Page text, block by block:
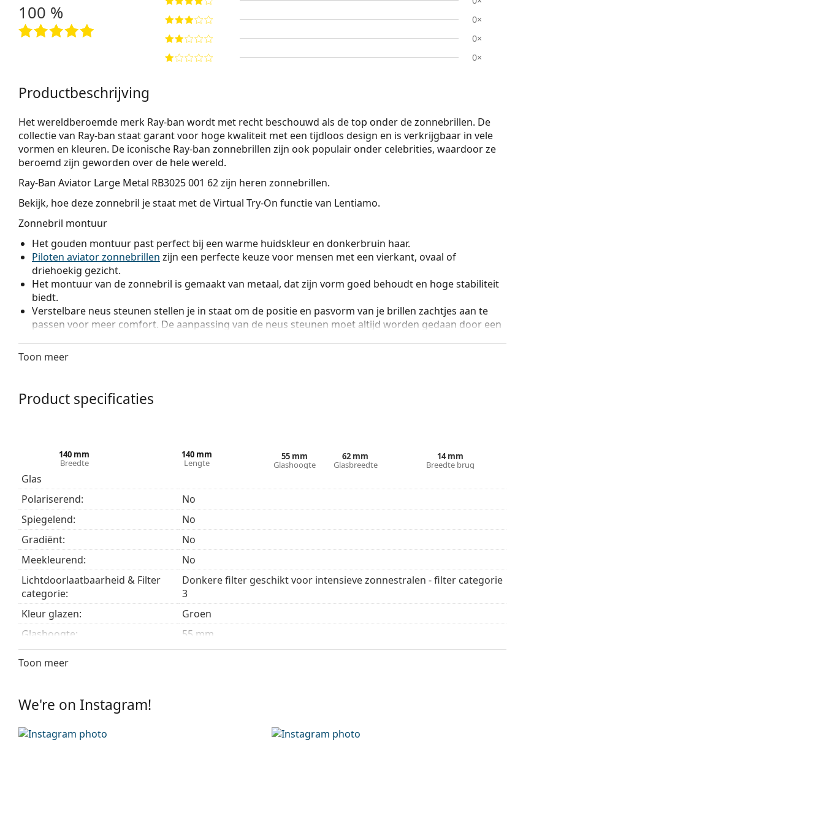
100 %
0×
0×
0×
Productbeschrijving
Het wereldberoemde merk Ray-ban wordt met recht beschouwd als de top onder de zonnebrillen. De
collectie van Ray-ban staat garant voor hoge kwaliteit met een tijdloos design en is verkrijgbaar in vele
vormen en kleuren. De iconische Ray-ban zonnebrillen zijn ook populair onder celebrities, waardoor ze
beroemd zijn geworden over de hele wereld.
Ray-Ban Aviator Large Metal RB3025 001 62zijn heren zonnebrillen.
Bekijk, hoe deze zonnebril je staat met de Virtual Try-On functie van Lentiamo.
Zonnebril montuur
Het gouden montuur past perfect bij een warme huidskleur en donkerbruin haar.
Piloten aviator zonnebrillen zijn een perfecte keuze voor mensen met een vierkant, ovaal of
driehoekig gezicht.
Het montuur van de zonnebril is gemaakt van metaal, dat zijn vorm goed behoudt en hoge stabiliteit
biedt.
Verstelbare neus steunen stellen je in staat om de positie en pasvorm van je brillen zachtjes aan te
passen voor meer comfort. De aanpassing van de neus steunen moet altijd worden gedaan door een
Zonnebril glazen
kleuren te vervormen.
De brillenglazen zijn gemaakt van hoogwaardig mineraalglas, met als onmiskenbaar voordeel de
De zonnebril heeft een UV 400 bescherming, die 100% bescherming biedt tegen zonlicht. De glazen
van de zonnebril zijn voorzien van een zonnefilter van categorie 3 (lichttransmissie 8 – 18% ). Ze zijn
geschikt voor intensieve blootstelling aan de zon op het strand of in de stad.
Accessoires
Wij leveren de zonnebrillen in een originele hoes. De kleur van de koker en het ontwerp kunnen
variëren.
Het meegeleverde doekje is ideaal voor het reinigen en verzorgen van zonnebrillen. Sommige
modellen worden geleverd met een stoffen zakje in plaats van een doekje.
Bekijk het volledige assortiment
zonnebrillenvoor meer stijlen van populaire merken.
Toon meer
Product specificaties
140 mm
Breedte
140 mm
Lengte
55 mm
Glashoogte
62 mm
Glasbreedte
14 mm
Breedte brug
Glas
Polariserend:
No
Spiegelend:
No
Gradiënt:
No
Meekleurend:
No
Lichtdoorlaatbaarheid & Filter
categorie:
Donkere filter geschikt voor intensieve zonnestralen - filter categorie
3
Kleur glazen:
Groen
Glashoogte:
55 mm
Glasbreedte:
62 mm
montuur
Montuur vorm:
Toon meer
We're on Instagram!